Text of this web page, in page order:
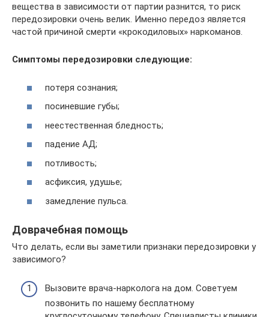
вещества в зависимости от партии разнится, то риск
передозировки очень велик. Именно передоз является
частой причиной смерти «крокодиловых» наркоманов.
Симптомы передозировки следующие:
потеря сознания;
посиневшие губы;
неестественная бледность;
падение АД;
потливость;
асфиксия, удушье;
замедление пульса.
Доврачебная помощь
Что делать, если вы заметили признаки передозировки у
зависимого?
Вызовите врача-нарколога на дом. Советуем
позвонить по нашему бесплатному